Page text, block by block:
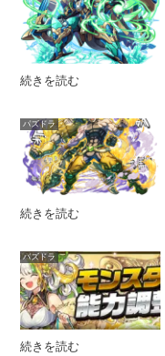
続きを読む
パズドラ
続きを読む
パズドラ
続きを読む